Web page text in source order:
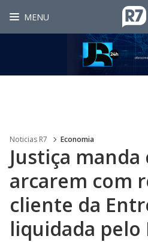
MENU
Noticias R7 Economia
Justiça
arcarem com
cliente da
liquidada pelo